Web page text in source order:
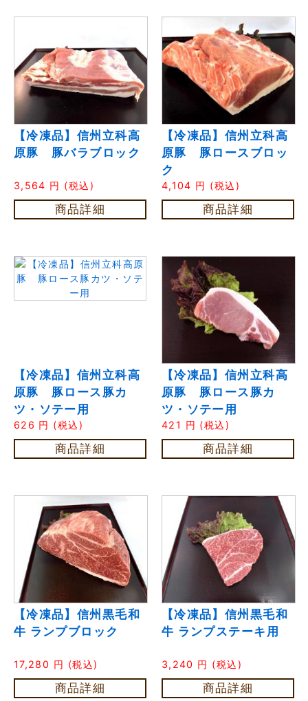
【冷凍品】信州立科高
原豚 豚バラブロック
3,564 円 (税込)
商品詳細
【冷凍品】信州立科高
原豚 豚ロースブロッ
ク
4,104 円 (税込)
商品詳細
【冷凍品】信州立科高
原豚 豚ロース豚カ
ツ・ソテー用
626 円 (税込)
商品詳細
【冷凍品】信州立科高
原豚 豚ロース豚カ
ツ・ソテー用
421 円 (税込)
商品詳細
【冷凍品】信州黒毛和
牛 ランプブロック
17,280 円 (税込)
商品詳細
【冷凍品】信州黒毛和
牛 ランプステーキ用
3,240 円 (税込)
商品詳細